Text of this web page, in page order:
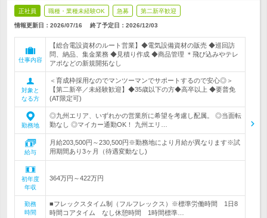
正社員 職種・業種未経験OK 急募 第二新卒歓迎
情報更新日：2026/07/16 終了予定日： 2026/12/03
仕事内容
【総合電設資材のルート営業】◆電気設備資材の販売 ◆巡回訪
問、納品、集金業務 ◆見積り作成 ◆商品管理 ＊飛び込みやテレ
アポなどの新規開拓なし
対象と
なる方
＜育成枠採用なのでマンツーマンでサポートするので安心◎＞
【第二新卒／未経験歓迎】◆35歳以下の方◆高卒以上 ◆要普免
(AT限定可)
勤務地
◎九州エリア、いずれかの営業所に希望を考慮し配属。 ◎当面転
勤なし ◎マイカー通勤OK！ 九州エリ…
給与
月給203,500円～230,500円※勤務地により月給が異なります※試
用期間あり3ヶ月（待遇変動なし)
初年度
年収
364万円～422万円
勤務
時間
■フレックスタイム制（フルフレックス）※標準労働時間 1日8
時間コアタイム なし休憩時間 1時間標準…